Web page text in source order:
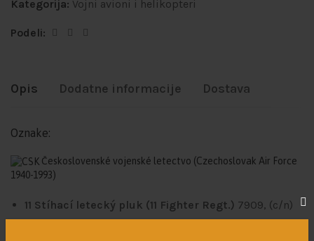
Kategorija: Vojni avioni i helikopteri
Podeli:
Opis Dodatne informacije Dostava
Oznake:
Československé vojenské letectvo (Czechoslovak Air Force
1940-1993)
11 Stíhací letecký pluk (11 Fighter Regt.) 7909, (c/n)
94N7909